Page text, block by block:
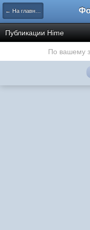
← На главную
Публикации Hime
По вашему